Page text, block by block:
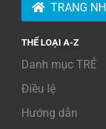
TRANG
THỂ LOẠI A-Z
Danh mục TRẺ
Điều lệ
Hướng dẫn